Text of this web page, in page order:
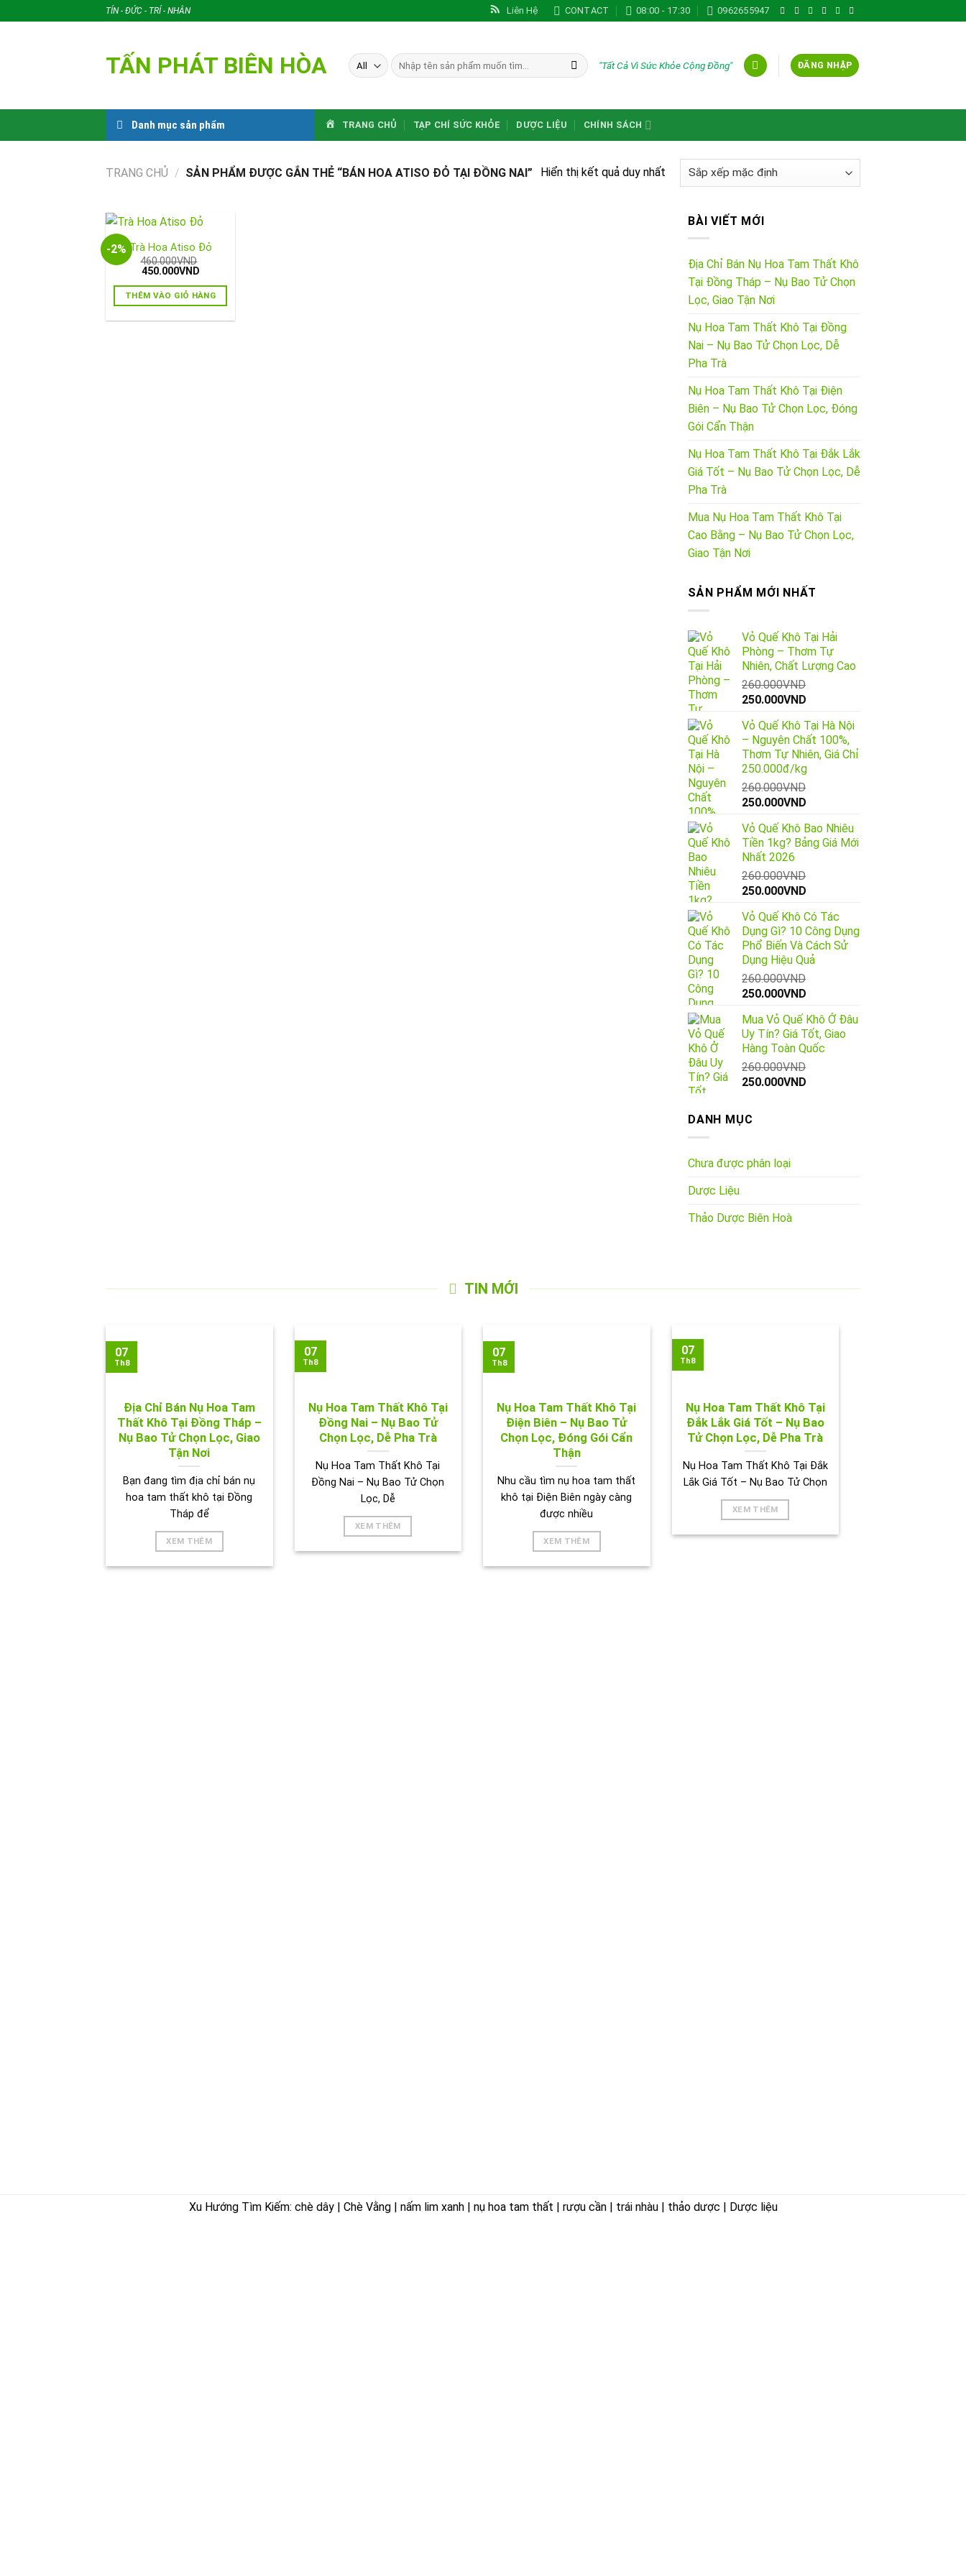
to
TÍN - ĐỨC - TRÍ - NHÂN Liên Hệ CONTACT 08:00 - 17:30 0962655947
TẤN PHÁT BIÊN HÒA
Tìm
kiếm:
"Tất Cả Vì Sức Khỏe Cộng Đồng" ĐĂNG NHẬP
Danh mục sản phẩm TRANG CHỦ TẠP CHÍ SỨC KHỎE DƯỢC LIỆU CHÍNH SÁCH
TRANG CHỦ / SẢN PHẨM ĐƯỢC GẮN THẺ “BÁN HOA ATISO ĐỎ TẠI ĐỒNG NAI” Hiển thị kết quả duy nhất
-2% Trà Hoa Atiso Đỏ
460.000VND
Giá
là:
460.000VND.
450.000VNDGiá
tại
là:
THÊM VÀO GIỎ HÀNG
BÀI VIẾT MỚI
Địa Chỉ Bán Nụ Hoa Tam Thất Khô
Tại Đồng Tháp – Nụ Bao Tử Chọn
Lọc, Giao Tận Nơi
Nụ Hoa Tam Thất Khô Tại Đồng
Nai – Nụ Bao Tử Chọn Lọc, Dễ
Pha Trà
Nụ Hoa Tam Thất Khô Tại Điện
Biên – Nụ Bao Tử Chọn Lọc, Đóng
Gói Cẩn Thận
Nụ Hoa Tam Thất Khô Tại Đắk Lắk
Giá Tốt – Nụ Bao Tử Chọn Lọc, Dễ
Pha Trà
Mua Nụ Hoa Tam Thất Khô Tại
Cao Bằng – Nụ Bao Tử Chọn Lọc,
Giao Tận Nơi
SẢN PHẨM MỚI NHẤT
Vỏ Quế Khô Tại Hải
Phòng – Thơm Tự
Nhiên, Chất Lượng Cao
260.000VND
Giá
là:
260.000VND.
250.000VND
tại
là:
250.000VND.
Vỏ Quế Khô Tại Hà Nội
– Nguyên Chất 100%,
Thơm Tự Nhiên, Giá Chỉ
250.000đ/kg
260.000VND
Giá
là:
260.000VND.
250.000VND
tại
là:
Vỏ Quế Khô Bao Nhiêu
Tiền 1kg? Bảng Giá Mới
Nhất 2026
260.000VND
Giá
là:
260.000VND.
250.000VND
tại
là:
250.000VND.
Vỏ Quế Khô Có Tác
Dụng Gì? 10 Công Dụng
Phổ Biến Và Cách Sử
Dụng Hiệu Quả
260.000VND
Giá
là:
260.000VND.
250.000VND
tại
là:
250.000VND.
Mua Vỏ Quế Khô Ở Đâu
Uy Tín? Giá Tốt, Giao
Hàng Toàn Quốc
260.000VND
Giá
là:
260.000VND.
250.000VND
DANH MỤC
Chưa được phân loại
Dược Liệu
Thảo Dược Biên Hoà
TIN MỚI
Địa Chỉ Bán Nụ Hoa Tam
Thất Khô Tại Đồng Tháp –
Nụ Bao Tử Chọn Lọc, Giao
Tận Nơi
Bạn đang tìm địa chỉ bán nụ
hoa tam thất khô tại Đồng
Tháp để
XEM THÊM
07
Th8
Nụ Hoa Tam Thất Khô Tại
Đồng Nai – Nụ Bao Tử
Chọn Lọc, Dễ Pha Trà
Nụ Hoa Tam Thất Khô Tại
Đồng Nai – Nụ Bao Tử Chọn
Lọc, Dễ
XEM THÊM
07
Th8
Nụ Hoa Tam Thất Khô Tại
Điện Biên – Nụ Bao Tử
Chọn Lọc, Đóng Gói Cẩn
Thận
Nhu cầu tìm nụ hoa tam thất
khô tại Điện Biên ngày càng
được nhiều
XEM THÊM
07
Th8
Nụ Hoa Tam Thất Khô Tại
Đắk Lắk Giá Tốt – Nụ Bao
Tử Chọn Lọc, Dễ Pha Trà
Nụ Hoa Tam Thất Khô Tại Đắk
Lắk Giá Tốt – Nụ Bao Tử Chọn
XEM THÊM
07
Th8
Xu Hướng Tìm Kiếm: chè dây | Chè Vằng | nấm lim xanh | nụ hoa tam thất | rượu cần | trái nhàu | thảo dược | Dược liệu